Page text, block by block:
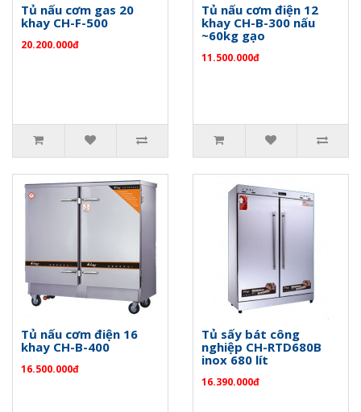
Tủ nấu cơm gas 20
khay CH-F-500
20.200.000đ
Tủ nấu cơm điện 12
khay CH-B-300 nấu
~60kg gạo
11.500.000đ
Tủ nấu cơm điện 16
khay CH-B-400
16.500.000đ
Tủ sấy bát công
nghiệp CH-RTD680B
inox 680 lít
16.390.000đ